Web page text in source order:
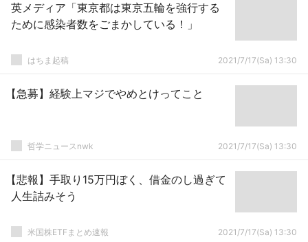
英メディア「東京都は東京五輪を強行する
ために感染者数をごまかしている！」
はちま起稿 2021/7/17(Sa) 13:30
【急募】経験上マジでやめとけってこと
哲学ニュースnwk 2021/7/17(Sa) 13:30
【悲報】手取り15万円ぼく、借金のし過ぎて
人生詰みそう
米国株ETFまとめ速報 2021/7/17(Sa) 13:30